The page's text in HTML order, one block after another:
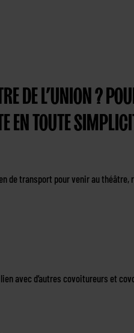
DE L’UNION ?
EN TOUTE
de transport pour venir au
avec d’autres covoitureurs et